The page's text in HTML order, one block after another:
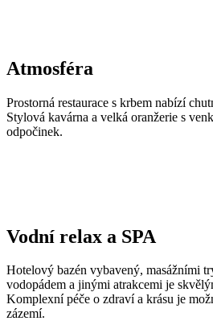
Atmosféra
Prostorná restaurace s krbem nabízí
Stylová kavárna a velká oranžerie s
odpočinek.
Vodní relax a SPA
Hotelový bazén vybavený, masážními
vodopádem a jinými atrakcemi je
Komplexní péče o zdraví a krásu je
zázemí.